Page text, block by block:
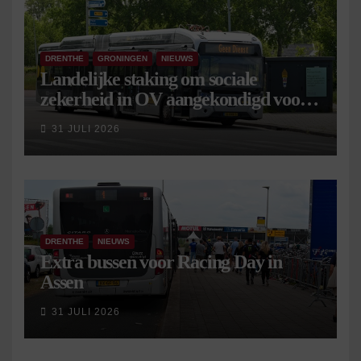
DRENTHE GRONINGEN NIEUWS
Landelijke staking om sociale
zekerheid in OV aangekondigd voor 9
september
31 JULI 2026
DRENTHE NIEUWS
Extra bussen voor Racing Day in
Assen
31 JULI 2026